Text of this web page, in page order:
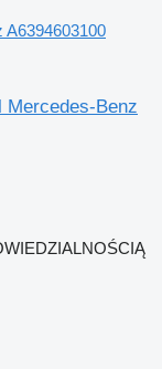
A6394603100
Mercedes-Benz